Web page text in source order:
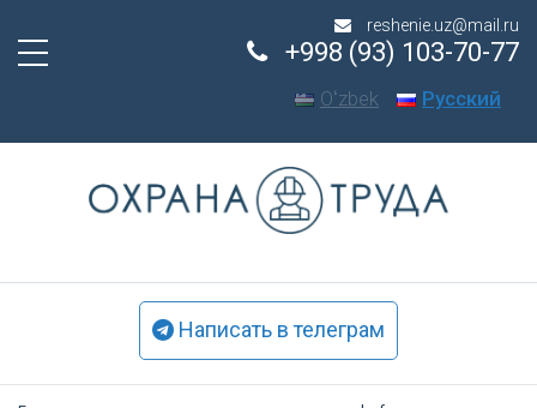
reshenie.uz@mail.ru
Oʻzbek Русский
+998 (93) 103-70-77
Написать в телеграм